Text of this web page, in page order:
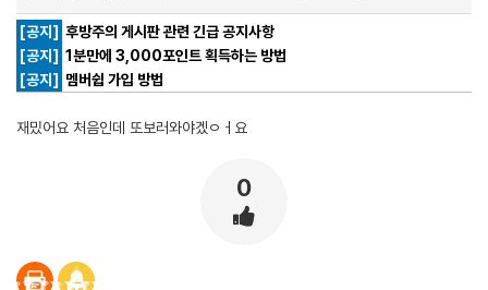
[공지] 후방주의 게시판 관련 긴급 공지사항
[공지] 1분만에 3,000포인트 획득하는 방법
[공지]
멤버쉽 가입 방법
재밌어요 처음인데 또보러와야겠ㅇㅓ요
0